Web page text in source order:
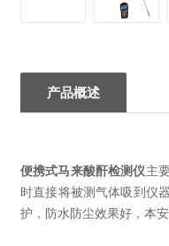
产品概述
便携式马来酸酐检测仪 主
时直接将被测气体吸到仪
护，防水防尘效果好，本